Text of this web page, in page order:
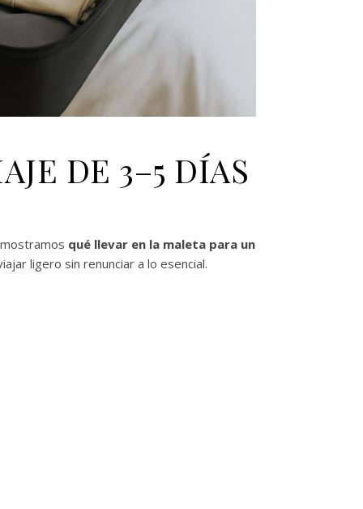
DE 3–5 DÍAS
qué llevar en la maleta para un
ligero sin renunciar a lo esencial.